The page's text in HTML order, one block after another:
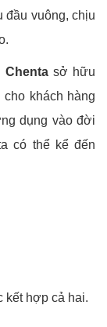
đầu vuông, chịu
sở hữu
khách hàng
dụng vào đời
có thể kể đến
kết hợp cả hai.